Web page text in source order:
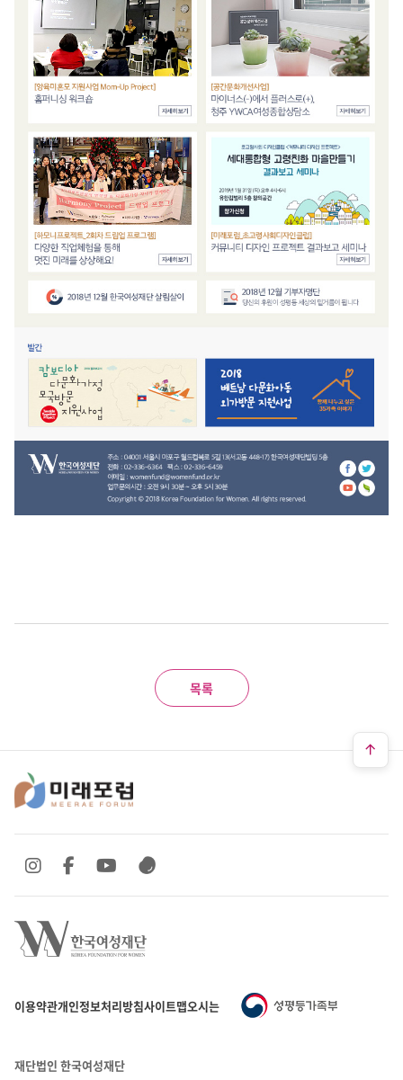
목록
이용약관개인정보처리방침사이트맵오시는 길
SNS 바로가기
SNS 바로가기SNS 바로가기
SNS 바로가기
재단법인 한국여성재단